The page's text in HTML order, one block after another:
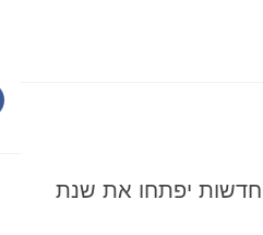
3 מנהלות חדשות יפתחו את שנת